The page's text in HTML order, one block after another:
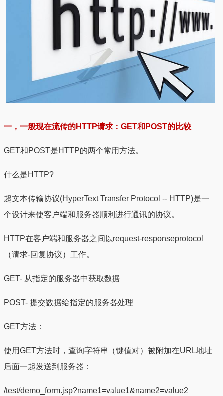
一，一般现在流传的HTTP请求：GET和POST的比较
GET和POST是HTTP的两个常用方法。
什么是HTTP?
超文本传输协议(HyperText Transfer Protocol -- HTTP)是一
个设计来使客户端和服务器顺利进行通讯的协议。
HTTP在客户端和服务器之间以request-responseprotocol
（请求-回复协议）工作。
GET- 从指定的服务器中获取数据
POST- 提交数据给指定的服务器处理
GET方法：
使用GET方法时，查询字符串（键值对）被附加在URL地址
后面一起发送到服务器：
/test/demo_form.jsp?name1=value1&name2=value2